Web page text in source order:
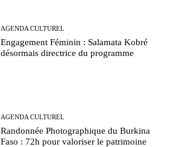
AGENDA CULTUREL
Engagement Féminin : Salamata Kobré
désormais directrice du programme
AGENDA CULTUREL
Randonnée Photographique du Burkina
Faso : 72h pour valoriser le patrimoine